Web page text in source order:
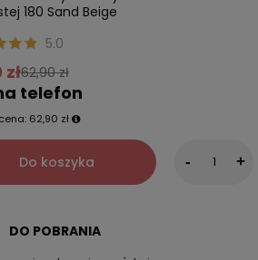
180 Sand Beige
5.0
62,90 zł
telefon
62,90 zł
Do koszyka - +
DO POBRANIA